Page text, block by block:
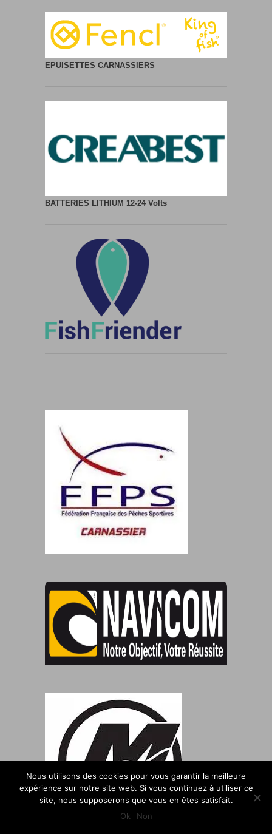
EPUISETTES CARNASSIERS
BATTERIES LITHIUM 12-24 Volts
Nous utilisons des cookies pour vous garantir la meilleure
expérience sur notre site web. Si vous continuez à utiliser ce
site, nous supposerons que vous en êtes satisfait.
Ok
Non